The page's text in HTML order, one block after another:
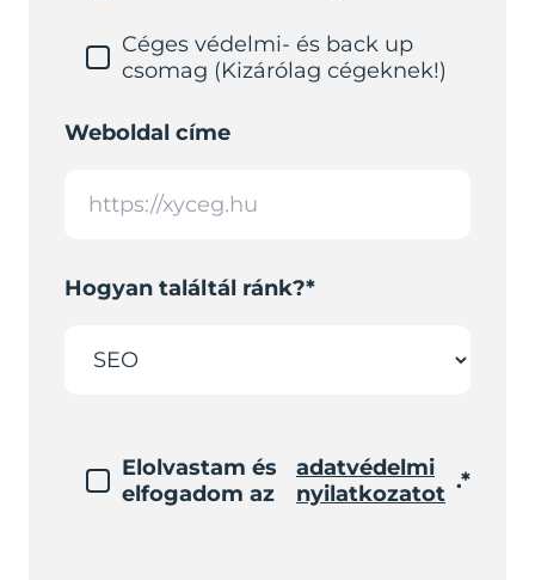
Céges védelmi- és back up
csomag (Kizárólag cégeknek!)
Weboldal címe
Hogyan találtál ránk?*
Elolvastam és
elfogadom az
adatvédelmi
nyilatkozatot .*